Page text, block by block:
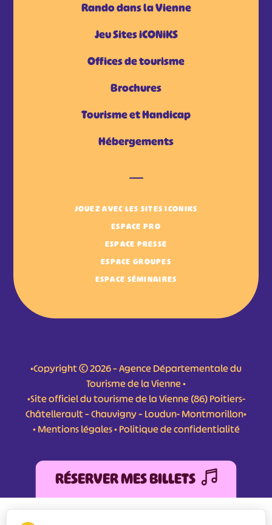
Rando dans la Vienne
Jeu Sites iCONiKS
Offices de tourisme
Brochures
Tourisme et Handicap
Hébergements
JOUEZ AVEC LES SITES ICONIKS
ESPACE PRO
ESPACE PRESSE
ESPACE GROUPES
ESPACE SÉMINAIRES
•Copyright © 2026 – Agence Départementale du
Tourisme de la Vienne •
•Site officiel du tourisme de la Vienne (86) Poitiers-
Châtellerault – Chauvigny – Loudun- Montmorillon•
•Mentions légales•Politique de confidentialité
RÉSERVER MES BILLETS